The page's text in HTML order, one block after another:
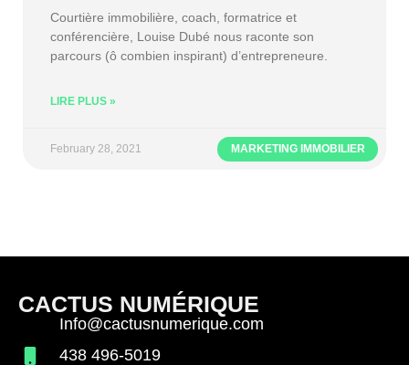
MARKETING IMMOBILIER
Courtière immobilière, coach, formatrice et
conférencière, Louise Dubé nous raconte son
parcours (ô combien inspirant) d’entrepreneure.
LIRE PLUS »
February 28, 2021
CACTUS NUMÉRIQUE
Info@cactusnumerique.com
438 496-5019